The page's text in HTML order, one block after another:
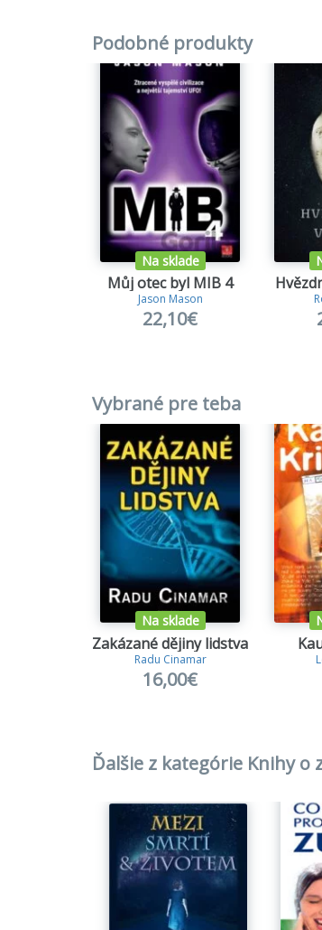
Podobné produkty
Na sklade
Můj otec byl MIB 4
Jason Mason
22,10€
Vybrané pre teba
Na sklade
Zakázané dějiny lidstva
Radu Cinamar
16,00€
Ďalšie z kategórie Knihy o